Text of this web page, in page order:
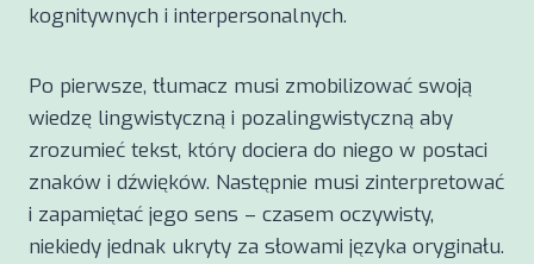
kognitywnych i interpersonalnych.
Po pierwsze, tłumacz musi zmobilizować swoją
wiedzę lingwistyczną i pozalingwistyczną aby
zrozumieć tekst, który dociera do niego w postaci
znaków i dźwięków. Następnie musi zinterpretować
i zapamiętać jego sens – czasem oczywisty,
niekiedy jednak ukryty za słowami języka oryginału.